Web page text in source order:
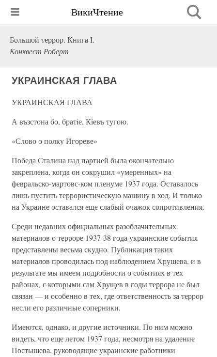
ВикиЧтение
Большой террор. Книга I.
Конквест Роберт
УКРАИНСКАЯ ГЛАВА
УКРАИНСКАЯ ГЛАВА
А възстона бо, братiе, Кiевъ тугою.
«Слово о полку Игореве»
Победа Сталина над партией была окончательно
закреплена, когда он сокрушил «умеренных» на
февральско-мартовс-ком пленуме 1937 года. Оставалось
лишь пустить террористическую машину в ход. И только
на Украине оставался еще слабый очажок сопротивления.
Среди недавних официальных разоблачительных
материалов о терроре 1937-38 года украинские события
представлены весьма скудно. Публикация таких
материалов проводилась под наблюдением Хрущева, и в
результате мы имеем подробности о событиях в тех
районах, с которыми сам Хрущев в годы террора не был
связан — и особенно в тех, где ответственность за террор
несли его различные соперники.
Имеются, однако, и другие источники. По ним можно
видеть, что еще летом 1937 года, несмотря на удаление
Постышева, руководящие украинские работники